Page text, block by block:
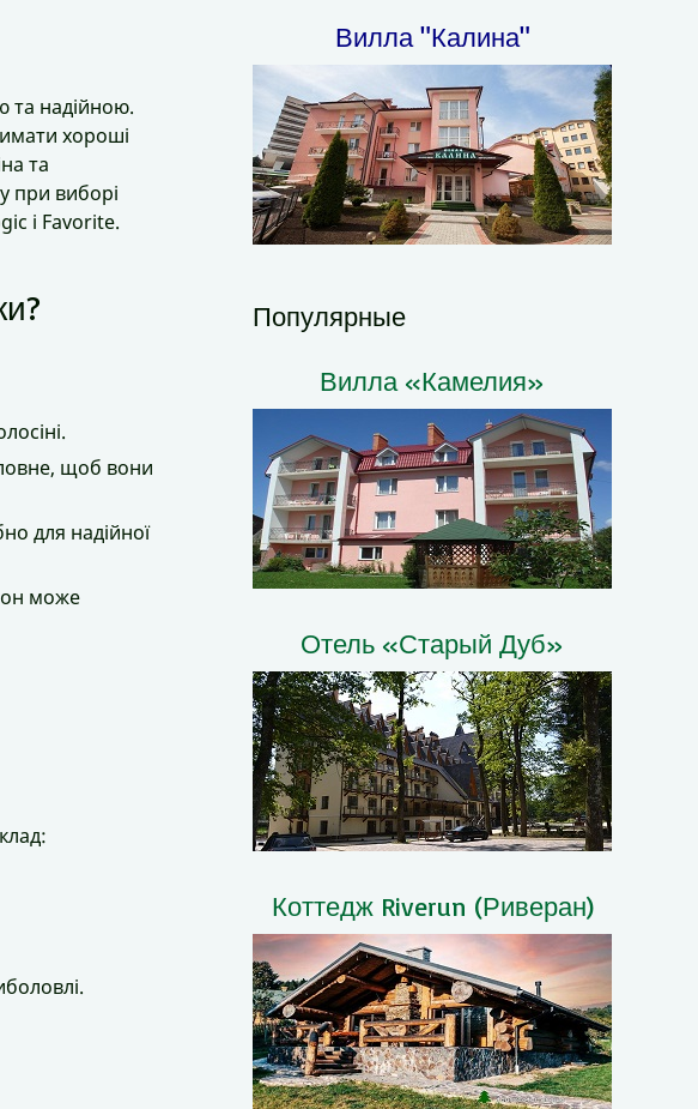
та надійною.
хороші
та
при виборі
і Favorite.
щоб вони
для надійної
може
Вилла "Калина"
Популярные
Вилла «Камелия»
Отель «Старый Дуб»
Коттедж Riverun (Риверан)